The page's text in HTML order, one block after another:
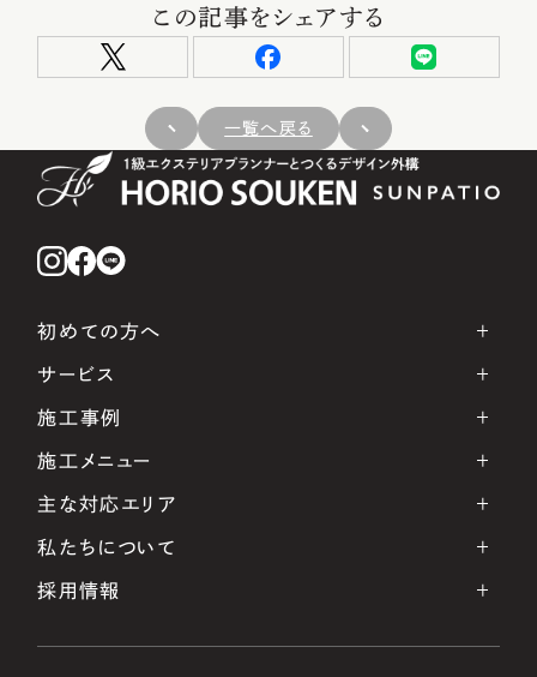
この記事をシェアする
一覧へ戻る
初めての方へ
サービス
施工事例
施工メニュー
主な対応エリア
私たちについて
採用情報